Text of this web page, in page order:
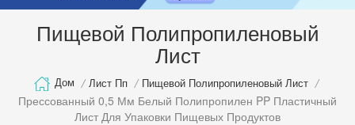
Пищевой Полипропиленовый
Лист
Дом / Лист Пп / Пищевой Полипропиленовый Лист /
Прессованный 0,5 Мм Белый Полипропилен PP Пластичный
Лист Для Упаковки Пищевых Продуктов